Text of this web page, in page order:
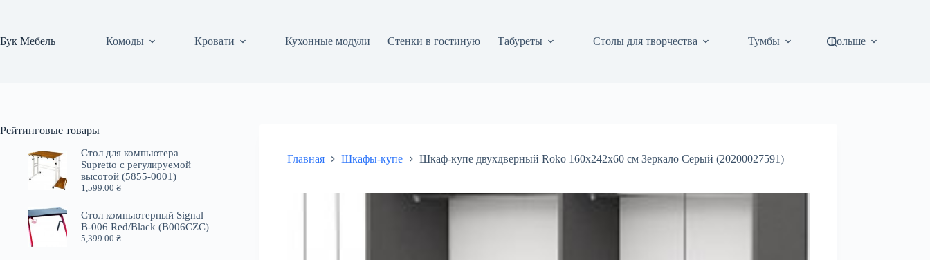
Бук Мебель
Комоды Кровати Кухонные модули Стенки в гостиную Табуреты Столы для творчества Тумбы Больше
Главная Шкафы-купе Шкаф-купе двухдверный Roko 160х242х60 см Зеркало Серый (20200027591)
Рейтинговые товары
Стол для компьютера
Supretto с регулируемой
высотой (5855-0001)
1,599.00₴
Стол компьютерный Signal
B-006 Red/Black (B006CZC)
5,399.00₴